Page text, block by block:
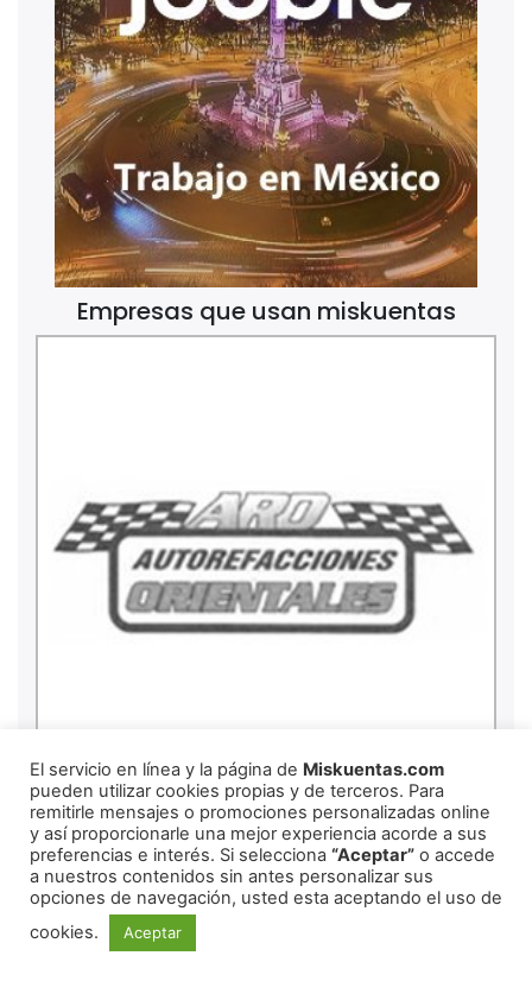
Empresas que usan miskuentas
El servicio en línea y la página de Miskuentas.com
pueden utilizar cookies propias y de terceros. Para
remitirle mensajes o promociones personalizadas online
y así proporcionarle una mejor experiencia acorde a sus
preferencias e interés. Si selecciona “Aceptar” o accede
a nuestros contenidos sin antes personalizar sus
opciones de navegación, usted esta aceptando el uso de
cookies.
Aceptar